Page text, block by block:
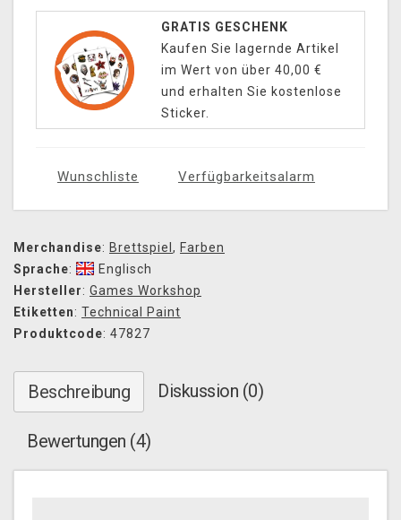
GRATIS GESCHENK
Kaufen Sie lagernde Artikel
im Wert von über 40,00 €
und erhalten Sie kostenlose
Sticker.
Wunschliste Verfügbarkeitsalarm
Merchandise: Brettspiel , Farben
Sprache:
Englisch
Hersteller: Games Workshop
Etiketten: Technical Paint
Produktcode: 47827
Beschreibung Diskussion (0)
Bewertungen (4)